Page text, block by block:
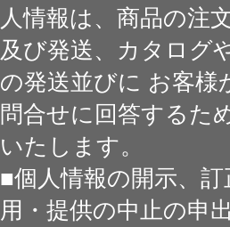
人情報は、商品の注
及び発送、カタログ
の発送並びに お客様
問合せに回答するた
いたします。
■個人情報の開示、
用・提供の中止の申